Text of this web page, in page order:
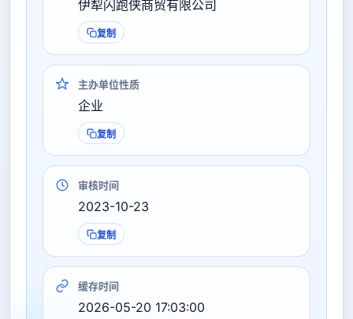
伊犁闪跑侠商贸有限公司
复制
主办单位性质
企业
复制
审核时间
2023-10-23
复制
缓存时间
2026-05-20 17:03:00